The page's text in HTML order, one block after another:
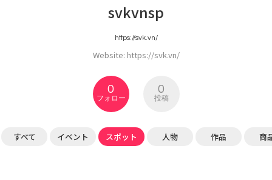
svkvnsp
https://svk.vn/
Website: https://svk.vn/
0
フォロー
0
投稿
すべて イベント スポット 人物 作品 商